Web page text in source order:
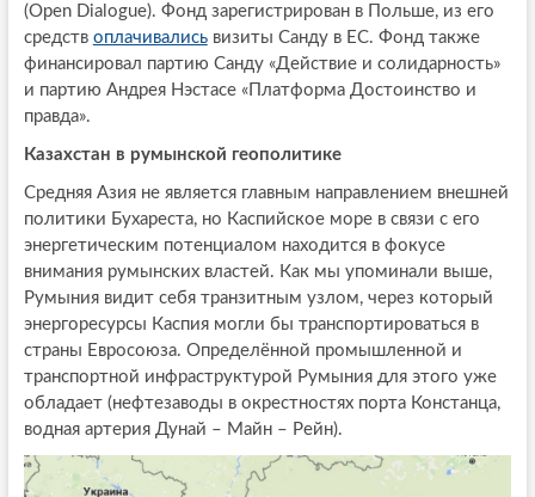
(Open Dialogue). Фонд зарегистрирован в Польше, из его
средств оплачивалисьвизиты Санду в ЕС. Фонд также
финансировал партию Санду «Действие и солидарность»
и партию Андрея Нэстасе «Платформа Достоинство и
правда».
Казахстан в румынской геополитике
Средняя Азия не является главным направлением внешней
политики Бухареста, но Каспийское море в связи с его
энергетическим потенциалом находится в фокусе
внимания румынских властей. Как мы упоминали выше,
Румыния видит себя транзитным узлом, через который
энергоресурсы Каспия могли бы транспортироваться в
страны Евросоюза. Определённой промышленной и
транспортной инфраструктурой Румыния для этого уже
обладает (нефтезаводы в окрестностях порта Констанца,
водная артерия Дунай – Майн – Рейн).